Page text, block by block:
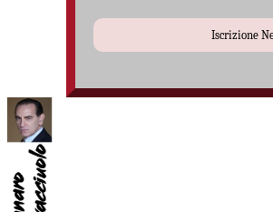
Iscrizione